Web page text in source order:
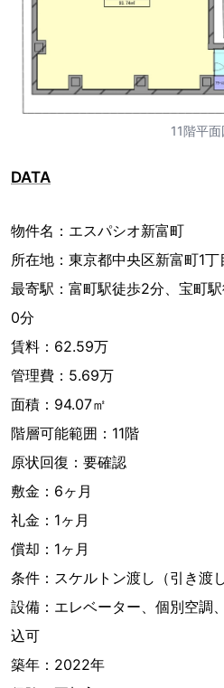
11階平面
DATA
物件名：エスパシオ新富町
所在地：東京都中央区新富町1丁
最寄駅：富町駅徒歩2分、宝町
0分
賃料：62.59万
管理費：5.69万
面積：94.07㎡
階層可能範囲：11階
原状回復：要確認
敷金：6ヶ月
礼金：1ヶ月
償却：1ヶ月
条件：スケルトン渡し（引き渡
設備：エレベーター、個別空調
込可
築年：2022年